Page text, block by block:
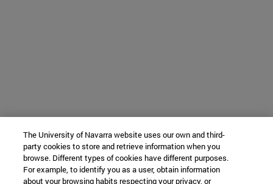
The University of Navarra website uses our own and third-
party cookies to store and retrieve information when you
browse. Different types of cookies have different purposes.
For example, to identify you as a user, obtain information
about your browsing habits respecting your privacy, or